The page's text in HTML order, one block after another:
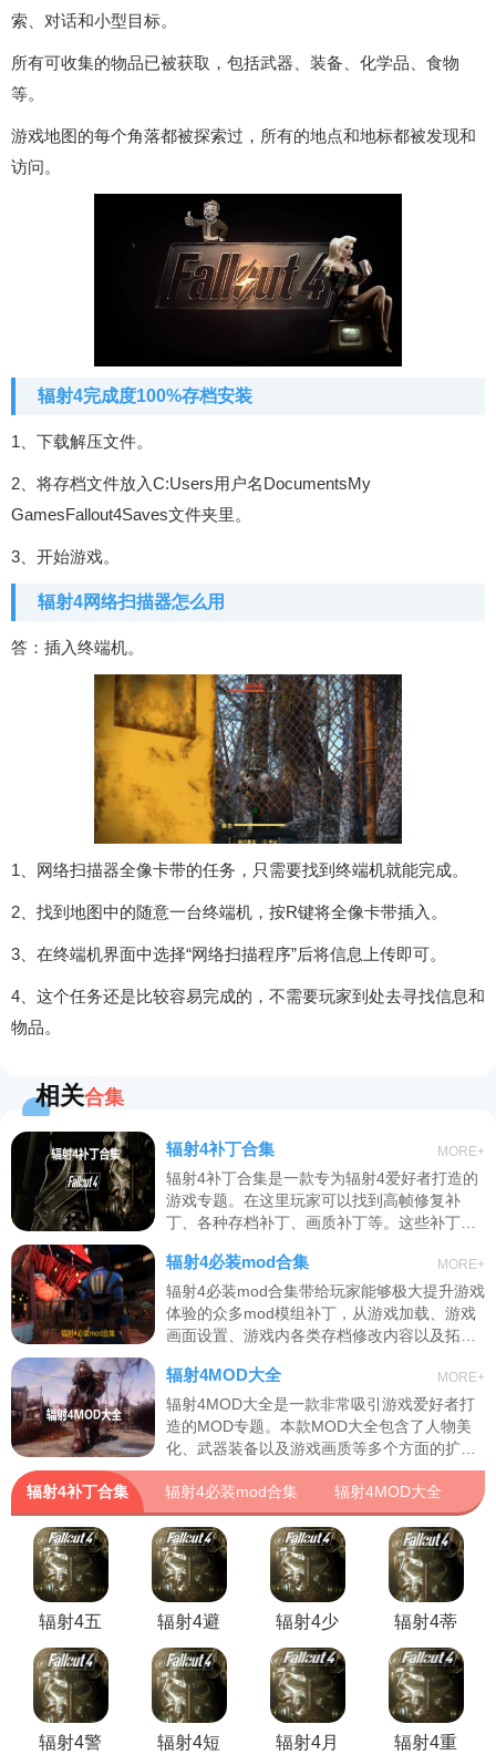
索、对话和小型目标。
所有可收集的物品已被获取，包括武器、装备、化学品、食物
等。
游戏地图的每个角落都被探索过，所有的地点和地标都被发现和
访问。
辐射4完成度100%存档安装
1、下载解压文件。
2、将存档文件放入C:Users用户名DocumentsMy
GamesFallout4Saves文件夹里。
3、开始游戏。
辐射4网络扫描器怎么用
答：插入终端机。
1、网络扫描器全像卡带的任务，只需要找到终端机就能完成。
2、找到地图中的随意一台终端机，按R键将全像卡带插入。
3、在终端机界面中选择“网络扫描程序”后将信息上传即可。
4、这个任务还是比较容易完成的，不需要玩家到处去寻找信息和
物品。
相关合集
辐射4补丁合集 MORE+
辐射4补丁合集是一款专为辐射4爱好者打造的
游戏专题。在这里玩家可以找到高帧修复补
丁、各种存档补丁、画质补丁等。这些补丁可
喜爱。感兴趣的玩家可以选择下载。
辐射4必装mod合集 MORE+
辐射4必装mod合集带给玩家能够极大提升游戏
体验的众多mod模组补丁，从游戏加载、游戏
画面设置、游戏内各类存档修改内容以及拓展
体验，有需要的朋友欢迎下载
辐射4MOD大全 MORE+
辐射4MOD大全是一款非常吸引游戏爱好者打
造的MOD专题。本款MOD大全包含了人物美
化、武器装备以及游戏画质等多个方面的扩展
内容，为玩家提供了丰富的游戏体验。感兴趣
的玩家千万不要错过！
辐射4补丁合集 辐射4必装mod合集 辐射4MOD大全
辐射4五
星级避难
所存档
辐射4避
难所地下
室MOD
辐射4少
女前线2
载体
MOD
辐射4蒂
法战斗语
音包
MOD
辐射4警
辐射4短 辐射4月 辐射4重